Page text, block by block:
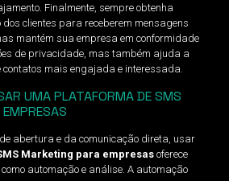
Finalmente, sempre obtenha
dos clientes para receberem mensagens
mantém sua empresa em conformidade
de privacidade, mas também ajuda a
mais engajada e interessada.
UMA PLATAFORMA DE SMS
abertura e da comunicação direta, usar
Marketing para empresasoferece
automação e análise. A automação